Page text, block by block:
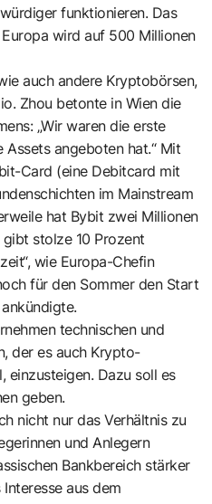
funktionieren. Das
wird auf 500 Millionen
auch andere Kryptobörsen,
Zhou betonte in Wien die
„Wir waren die erste
angeboten hat.“ Mit
Card (eine Debitcard mit
im Mainstream
hat Bybit zwei Millionen
stolze 10 Prozent
wie Europa-Chefin
für den Sommer den Start
technischen und
der es auch Krypto-
einzusteigen. Dazu soll es
geben.
nicht nur das Verhältnis zu
und Anlegern
Bankbereich stärker
aus dem